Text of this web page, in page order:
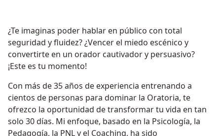
¿Te imaginas poder hablar en público con total
seguridad y fluidez? ¿Vencer el miedo escénico y
convertirte en un orador cautivador y persuasivo?
¡Este es tu momento!
Con más de 35 años de experiencia entrenando a
cientos de personas para dominar la Oratoria, te
ofrezco la oportunidad de transformar tu vida en tan
solo 30 días. Mi enfoque, basado en la Psicología, la
Pedagogía, la PNL y el Coaching, ha sido